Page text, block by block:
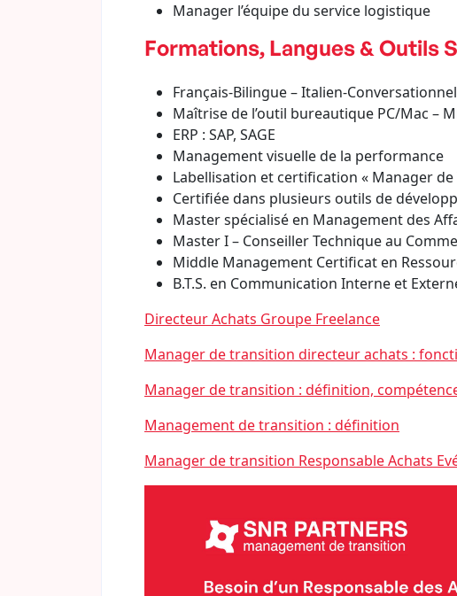
Manager l’équipe du service logistique
Formations, Langues & Outils
Français-Bilingue – Italien-
Maîtrise de l’outil bureautique PC/Mac –
ERP : SAP, SAGE
Management visuelle de la performance
Labellisation et certification « Manager
Certifiée dans plusieurs outils de
Master spécialisé en Management des
Master I – Conseiller Technique au
Middle Management Certificat en
B.T.S. en Communication Interne et
Directeur Achats Groupe Freelance
Manager de transition directeur achats :
Manager de transition : définition,
Management de transition : définition
Manager de transition Responsable Achats